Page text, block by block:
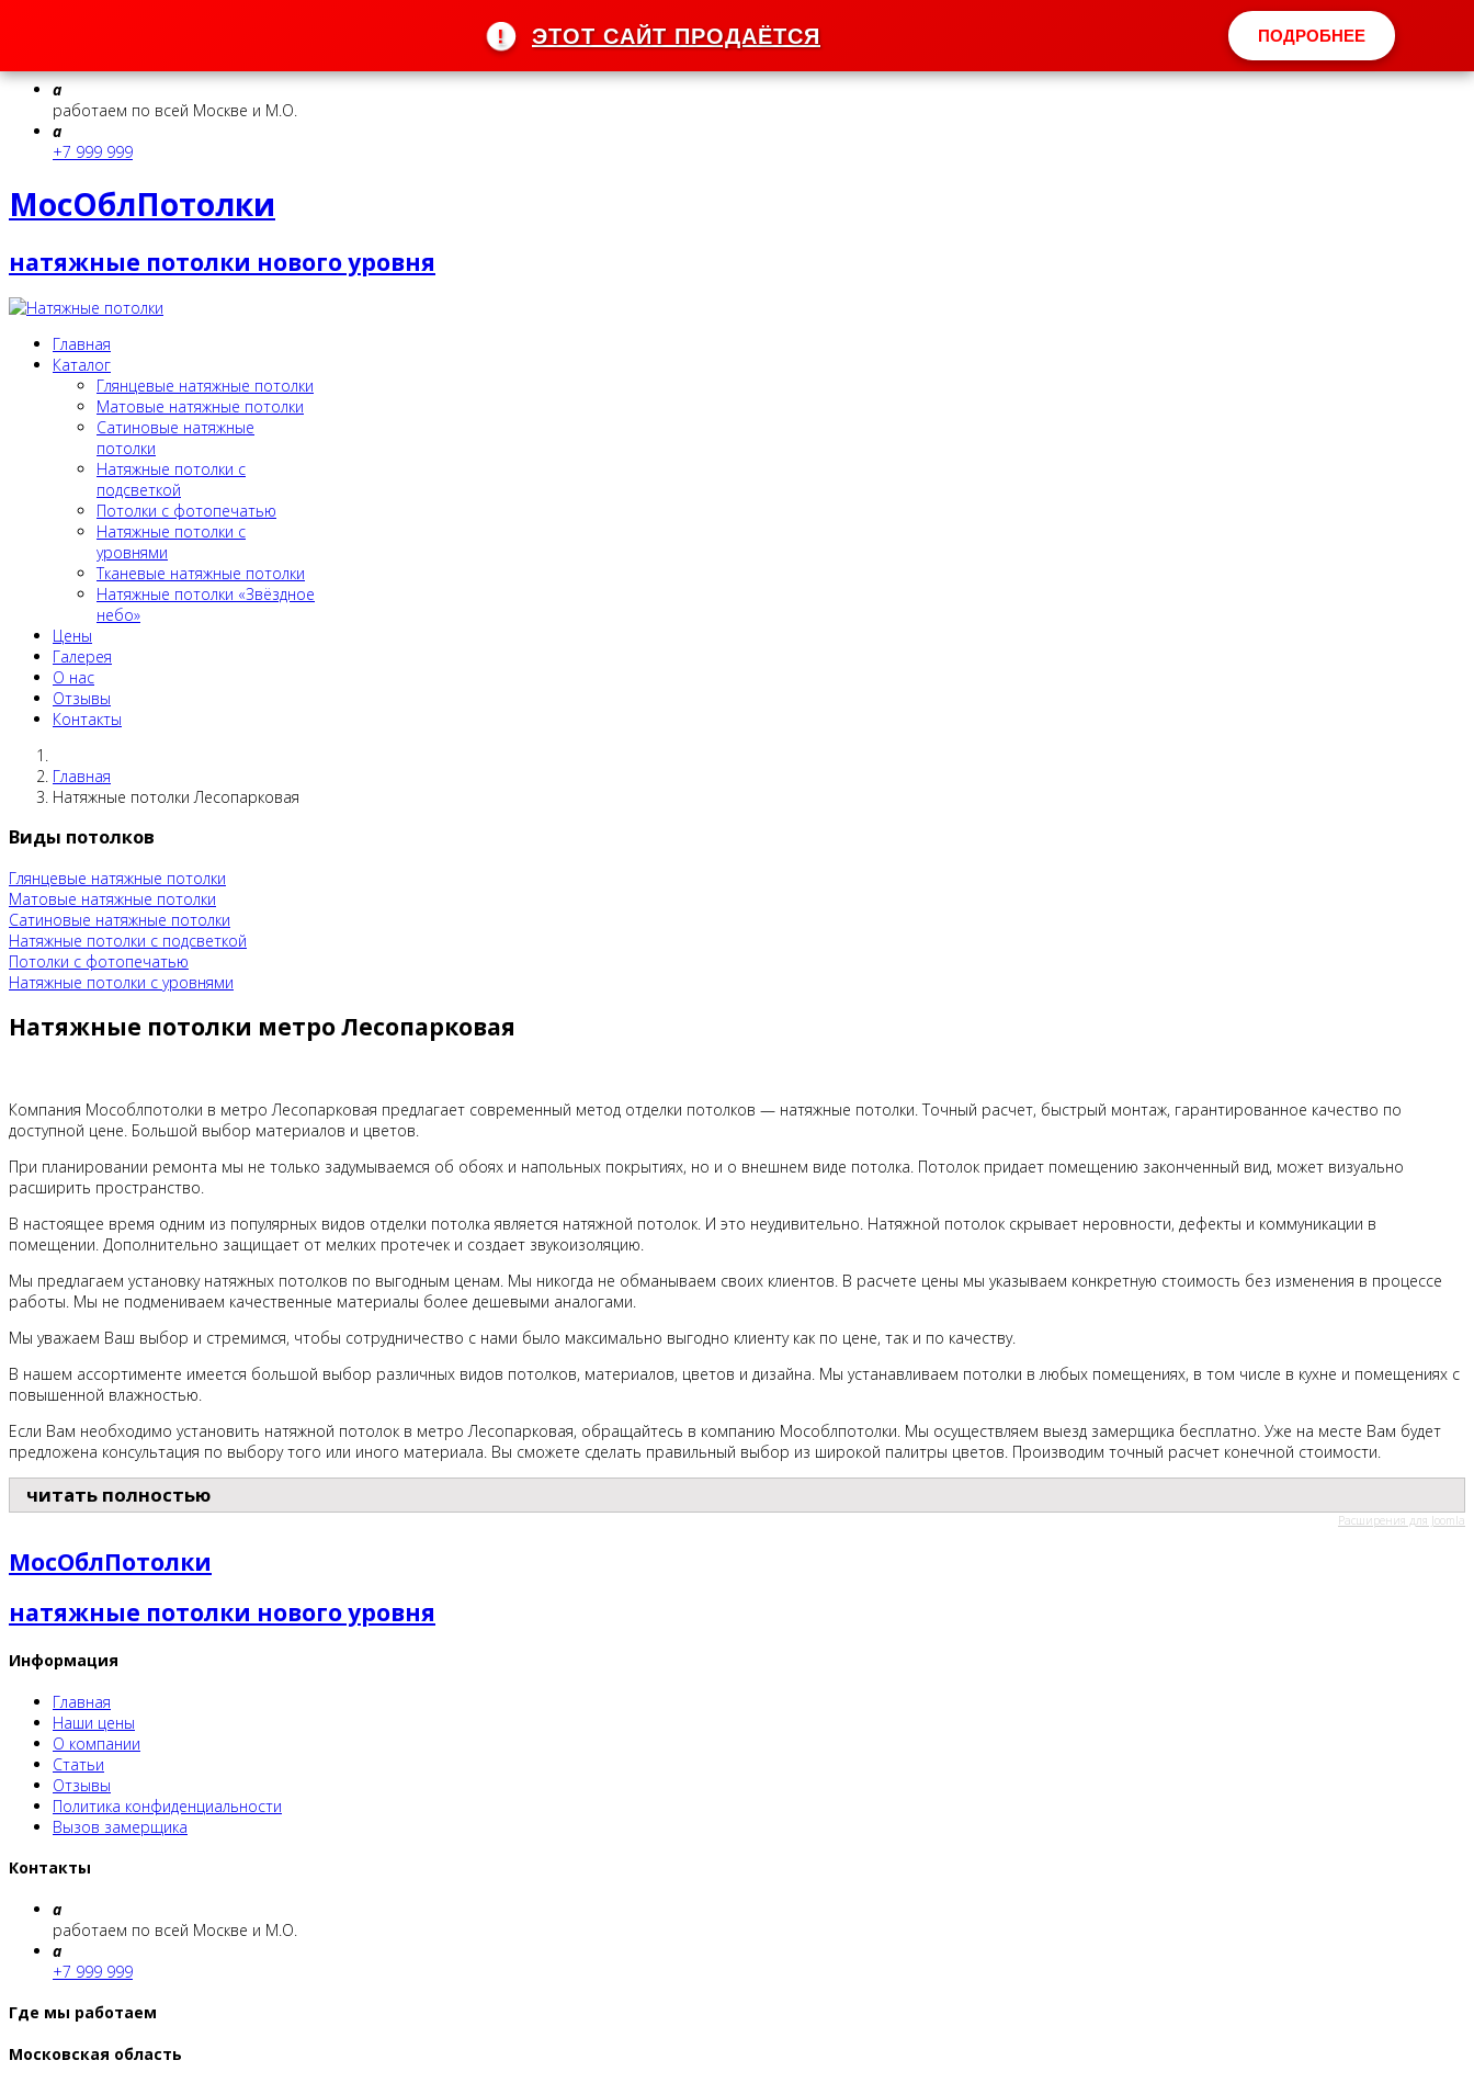
! ЭТОТ САЙТ ПРОДАЁТСЯ ПОДРОБНЕЕ
a
работаем по всей Москве и М.О.
a
+7 999 999
МосОблПотолки
натяжные потолки нового уровня
Главная
Каталог
Глянцевые натяжные потолки
Матовые натяжные потолки
Сатиновые натяжные
потолки
Натяжные потолки с
подсветкой
Потолки c фотопечатью
Натяжные потолки c
уровнями
Тканевые натяжные потолки
Натяжные потолки «Звёздное
небо»
Цены
Галерея
О нас
Отзывы
Контакты
Главная
Натяжные потолки Лесопарковая
Виды потолков
Глянцевые натяжные потолки
Матовые натяжные потолки
Сатиновые натяжные потолки
Натяжные потолки с подсветкой
Потолки c фотопечатью
Натяжные потолки c уровнями
Натяжные потолки метро Лесопарковая
Компания Мособлпотолки в метро Лесопарковая предлагает современный метод отделки потолков — натяжные потолки. Точный расчет, быстрый монтаж, гарантированное качество по
доступной цене. Большой выбор материалов и цветов.
При планировании ремонта мы не только задумываемся об обоях и напольных покрытиях, но и о внешнем виде потолка. Потолок придает помещению законченный вид, может визуально
расширить пространство.
В настоящее время одним из популярных видов отделки потолка является натяжной потолок. И это неудивительно. Натяжной потолок скрывает неровности, дефекты и коммуникации в
помещении. Дополнительно защищает от мелких протечек и создает звукоизоляцию.
Мы предлагаем установку натяжных потолков по выгодным ценам. Мы никогда не обманываем своих клиентов. В расчете цены мы указываем конкретную стоимость без изменения в процессе
работы. Мы не подмениваем качественные материалы более дешевыми аналогами.
Мы уважаем Ваш выбор и стремимся, чтобы сотрудничество с нами было максимально выгодно клиенту как по цене, так и по качеству.
В нашем ассортименте имеется большой выбор различных видов потолков, материалов, цветов и дизайна. Мы устанавливаем потолки в любых помещениях, в том числе в кухне и помещениях с
повышенной влажностью.
Если Вам необходимо установить натяжной потолок в метро Лесопарковая, обращайтесь в компанию Мособлпотолки. Мы осуществляем выезд замерщика бесплатно. Уже на месте Вам будет
предложена консультация по выбору того или иного материала. Вы сможете сделать правильный выбор из широкой палитры цветов. Производим точный расчет конечной стоимости.
читать полностью
Расширения для Joomla
МосОблПотолки
натяжные потолки нового уровня
Информация
Главная
Наши цены
О компании
Статьи
Отзывы
Политика конфиденциальности
Вызов замерщика
Контакты
a
работаем по всей Москве и М.О.
a
+7 999 999
Где мы работаем
Московская область